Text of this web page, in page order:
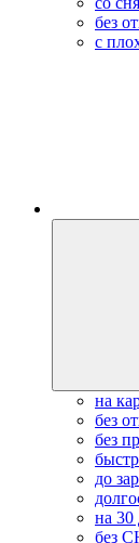
без
с
на
без
без
до
на 30
без